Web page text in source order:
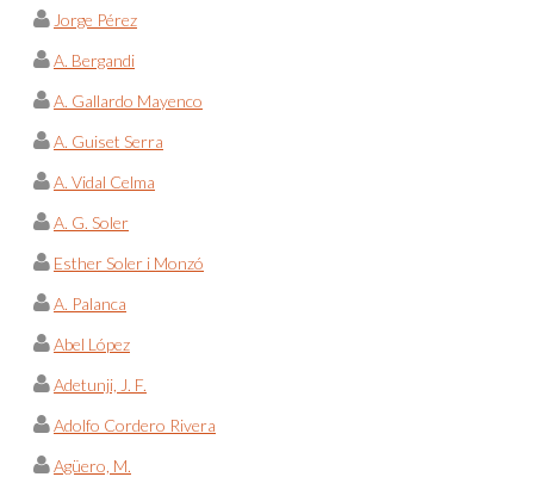
Jorge Pérez
A. Bergandi
A. Gallardo Mayenco
A. Guiset Serra
A. Vidal Celma
A. G. Soler
Esther Soler i Monzó
A. Palanca
Abel López
Adetunji, J. F.
Adolfo Cordero Rivera
Agüero, M.